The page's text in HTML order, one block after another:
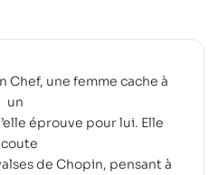
Chef, une femme cache à
un
éprouve pour lui. Elle
de Chopin, pensant à